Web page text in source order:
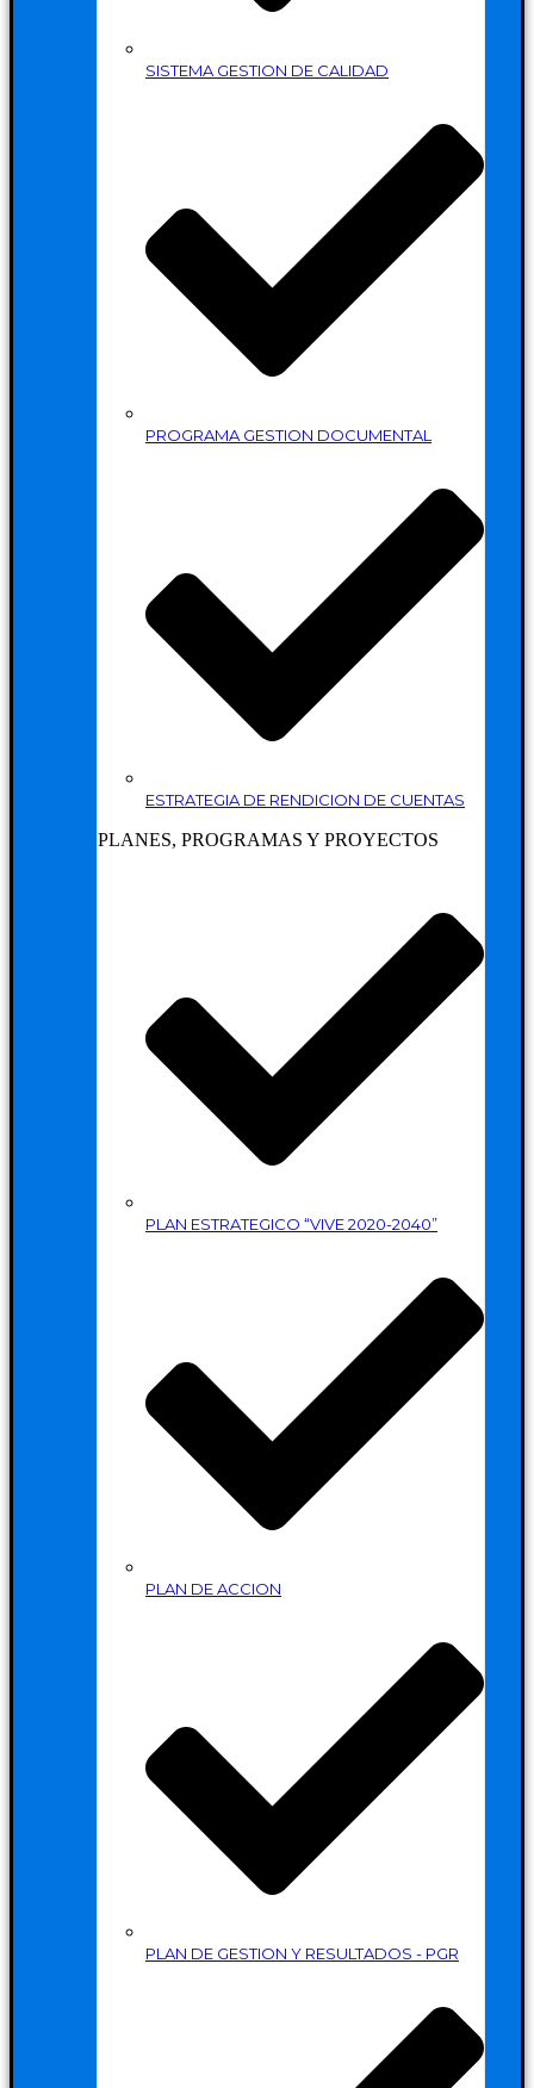
SISTEMA GESTION DE CALIDAD
PROGRAMA GESTION DOCUMENTAL
ESTRATEGIA DE RENDICION DE CUENTAS
PLANES, PROGRAMAS Y PROYECTOS
PLAN ESTRATEGICO “VIVE 2020-2040”
PLAN DE ACCION
PLAN DE GESTION Y RESULTADOS - PGR